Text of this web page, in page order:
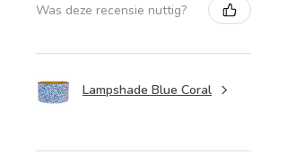
Was deze recensie nuttig?
Lampshade Blue Coral